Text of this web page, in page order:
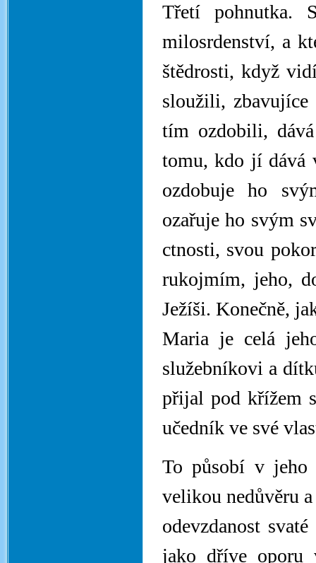
Třetí pohnutka.
milosrdenství, a
štědrosti, když
sloužili, zbavujíce
tím ozdobili,
tomu, kdo jí dává
ozdobuje ho
ozařuje ho svým
ctnosti, svou
rukojmím, jeho,
Ježíši. Konečně,
Maria je celá
služebníkovi a
přijal pod křížem
učedník ve své
To působí v jeho
velikou nedůvěru
odevzdanost
jako dříve oporu